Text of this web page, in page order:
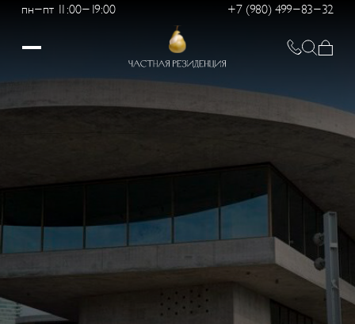
пн-пт 11:00-19:00 +7 (980) 499-83-32